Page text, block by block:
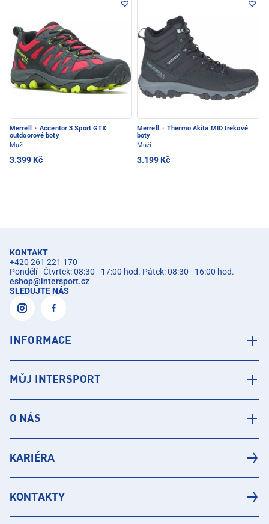
Merrell · Accentor 3 Sport GTX
outdoorové boty
Muži
3.399 Kč
Merrell · Thermo Akita MID trekové
boty
Muži
3.199 Kč
KONTAKT
+420 261 221 170
Pondělí - Čtvrtek: 08:30 - 17:00 hod. Pátek: 08:30 - 16:00 hod.
eshop@intersport.cz
SLEDUJTE NÁS
INFORMACE
MŮJ INTERSPORT
O NÁS
KARIÉRA
KONTAKTY